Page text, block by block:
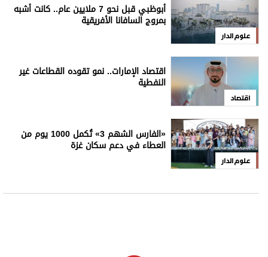
علوم الدار
أبوظبي قبل نحو 7 ملايين عام.. كانت أشبه
بمروج السافانا الأفريقية
اقتصاد
اقتصاد الإمارات.. نمو تقوده القطاعات غير
النفطية
علوم الدار
«الفارس الشهم 3» تُكمل 1000 يوم من
العطاء في دعم سكان غزة